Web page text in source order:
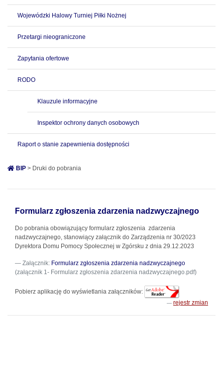
Wojewódzki Halowy Turniej Piłki Nożnej
Przetargi nieograniczone
Zapytania ofertowe
RODO
Klauzule informacyjne
Inspektor ochrony danych osobowych
Raport o stanie zapewnienia dostępności
BIP > Druki do pobrania
Formularz zgłoszenia zdarzenia nadzwyczajnego
Do pobrania obowiązujący formularz zgłoszenia zdarzenia
nadzwyczajnego, stanowiący załącznik do Zarządzenia nr 30/2023
Dyrektora Domu Pomocy Społecznej w Zgórsku z dnia 29.12.2023
Załącznik: Formularz zgłoszenia zdarzenia nadzwyczajnego
(załącznik 1- Formularz zgłoszenia zdarzenia nadzwyczajnego.pdf)
Pobierz aplikację do wyświetlania załączników:
rejestr zmian